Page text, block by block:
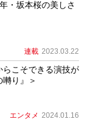
・坂本桜の美しさ
連載 2023.03.22
こそできる演技が
り』＞
エンタメ 2024.01.16